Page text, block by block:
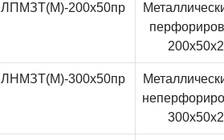
ЛПМЗТ(М)-200x50пр
ЛНМЗТ(М)-300x50пр